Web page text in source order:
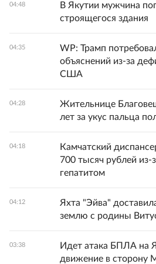
04:48
В Якутии мужчина
строящегося здания
04:35
WP: Трамп
объяснений из-за
США
04:28
Жительнице
лет за укус пальца
04:18
Камчатский
700 тысяч рублей из-
гепатитом
04:12
Яхта "Эйва"
землю с родины
03:38
Идет атака БПЛА на
движение в сторону